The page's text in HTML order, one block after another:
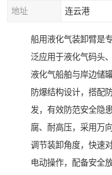
地址 连云港
船用液化气装卸臂是
泛应用于液化气码头
液化气船舶与岸边储
防爆结构设计，搭配
发，有效防范安全隐
腐、耐高压，采用万
调节装卸角度，快速
电动操作，配备安全